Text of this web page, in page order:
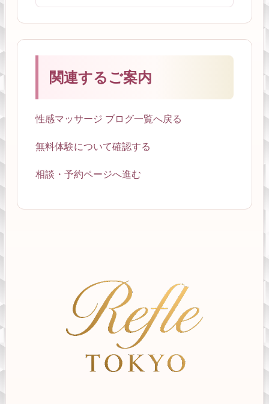
関連するご案内
性感マッサージ ブログ一覧へ戻る
無料体験について確認する
相談・予約ページへ進む